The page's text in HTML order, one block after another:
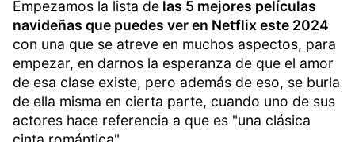
Empezamos la lista de las 5 mejores películas
navideñas que puedes ver en Netflix este 2024
con una que se atreve en muchos aspectos, para
empezar, en darnos la esperanza de que el amor
de esa clase existe, pero además de eso, se burla
de ella misma en cierta parte, cuando uno de sus
actores hace referencia a que es "una clásica